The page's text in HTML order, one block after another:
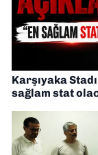
Karşıyaka
sağlam stat